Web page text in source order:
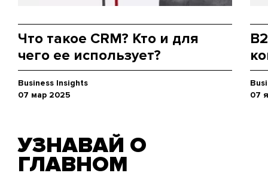
Что такое CRM? Кто и для
чего ее использует?
Business Insights
07 мар 2025
07
УЗНАВАЙ О
ГЛАВНОМ